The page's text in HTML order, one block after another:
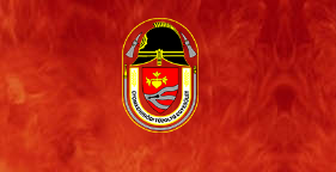
Ugrás
a
tartalomra